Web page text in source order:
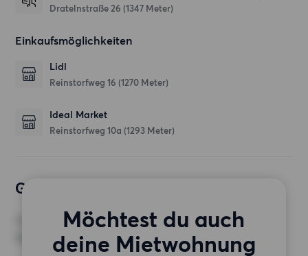
Dratelnstraße 26 (1347 Meter)
Einkaufsmöglichkeiten
Lidl
Reinstorfweg 16 (1270 Meter)
Ideal Market
Reinstorfweg 10a (1293 Meter)
Gewünschte Wohnung
Möchtest du auch
deine Mietwohnung
1 Zimmer